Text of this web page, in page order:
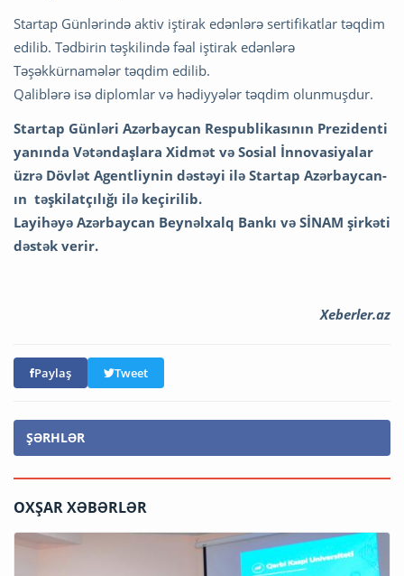
Startap Günlərində aktiv iştirak edənlərə sertifikatlar təqdim
edilib. Tədbirin təşkilində fəal iştirak edənlərə
Təşəkkürnamələr təqdim edilib.
Qaliblərə isə diplomlar və hədiyyələr təqdim olunmuşdur.
Startap Günləri Azərbaycan Respublikasının Prezidenti
yanında Vətəndaşlara Xidmət və Sosial İnnovasiyalar
üzrə Dövlət Agentliynin dəstəyi ilə Startap Azərbaycan-
ın təşkilatçılığı ilə keçirilib.
Layihəyə Azərbaycan Beynəlxalq Bankı və SİNAM şirkəti
dəstək verir.
Xeberler.az
Paylaş Tweet
ŞƏRHLƏR
OXŞAR XƏBƏRLƏR